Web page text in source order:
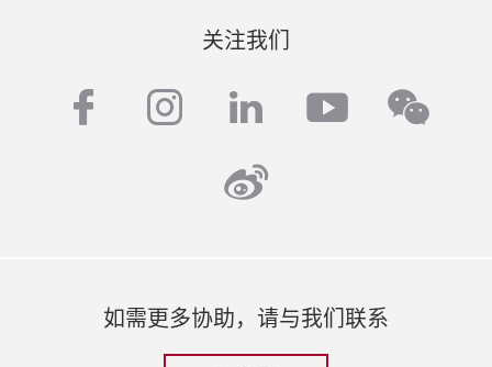
关注我们
facebook
instagram
linkedinyoutube
weibo
如需更多协助，请与我们联系